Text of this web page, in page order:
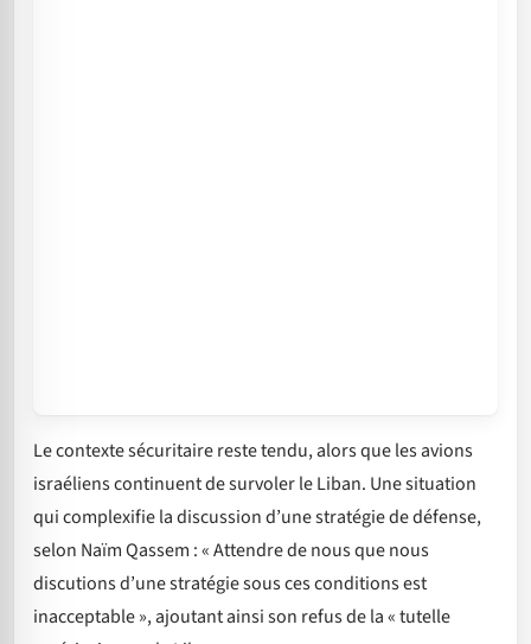
Le contexte sécuritaire reste tendu, alors que les avions
israéliens continuent de survoler le Liban. Une situation
qui complexifie la discussion d’une stratégie de défense,
selon Naïm Qassem : « Attendre de nous que nous
discutions d’une stratégie sous ces conditions est
inacceptable », ajoutant ainsi son refus de la « tutelle